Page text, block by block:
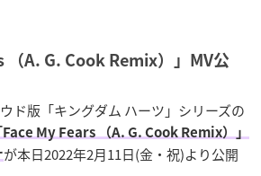
（A. G. Cook Remix）」MV公
ド版「キングダム ハーツ」シリーズの
Face My Fears （A. G. Cook Remix）」
が本日2022年2月11日(金・祝)より公開